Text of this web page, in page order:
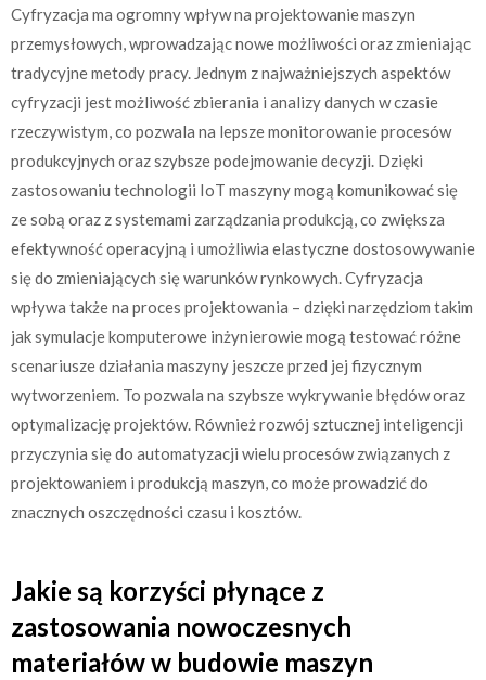
Cyfryzacja ma ogromny wpływ na projektowanie maszyn
przemysłowych, wprowadzając nowe możliwości oraz zmieniając
tradycyjne metody pracy. Jednym z najważniejszych aspektów
cyfryzacji jest możliwość zbierania i analizy danych w czasie
rzeczywistym, co pozwala na lepsze monitorowanie procesów
produkcyjnych oraz szybsze podejmowanie decyzji. Dzięki
zastosowaniu technologii IoT maszyny mogą komunikować się
ze sobą oraz z systemami zarządzania produkcją, co zwiększa
efektywność operacyjną i umożliwia elastyczne dostosowywanie
się do zmieniających się warunków rynkowych. Cyfryzacja
wpływa także na proces projektowania – dzięki narzędziom takim
jak symulacje komputerowe inżynierowie mogą testować różne
scenariusze działania maszyny jeszcze przed jej fizycznym
wytworzeniem. To pozwala na szybsze wykrywanie błędów oraz
optymalizację projektów. Również rozwój sztucznej inteligencji
przyczynia się do automatyzacji wielu procesów związanych z
projektowaniem i produkcją maszyn, co może prowadzić do
znacznych oszczędności czasu i kosztów.
Jakie są korzyści płynące z
zastosowania nowoczesnych
materiałów w budowie maszyn